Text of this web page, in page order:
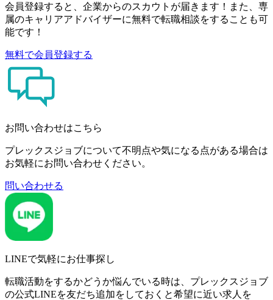
会員登録すると、企業からのスカウトが届きます！また、専
属のキャリアアドバイザーに無料で転職相談をすることも可
能です！
無料で会員登録する
お問い合わせはこちら
プレックスジョブについて不明点や気になる点がある場合は
お気軽にお問い合わせください。
問い合わせる
LINEで気軽にお仕事探し
転職活動をするかどうか悩んでいる時は、プレックスジョブ
の公式LINEを友だち追加をしておくと希望に近い求人を